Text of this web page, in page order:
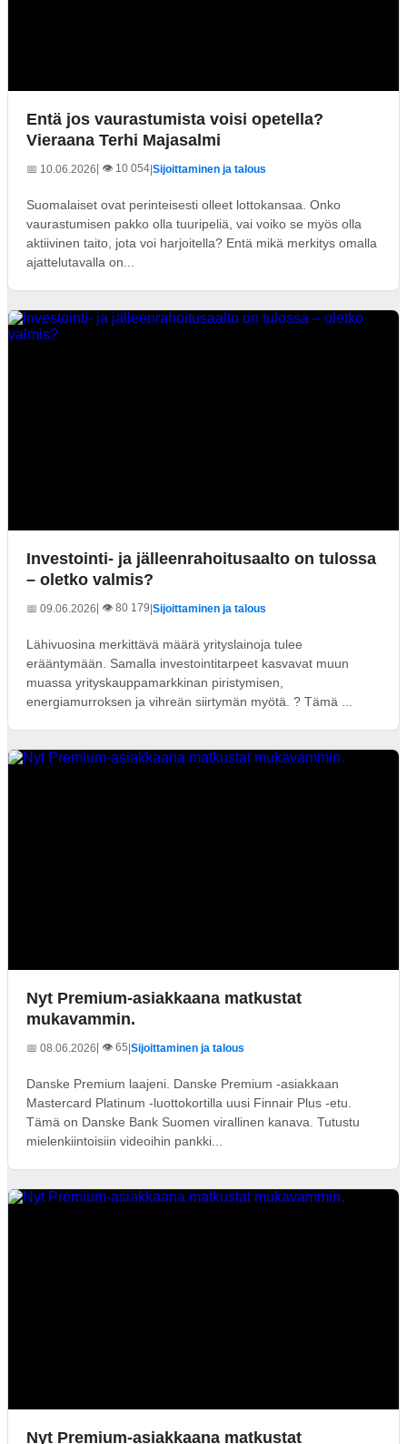
Entä jos vaurastumista voisi opetella?
Vieraana Terhi Majasalmi
📅 10.06.2026| 👁️ 10 054 Sijoittaminen ja talous
Suomalaiset ovat perinteisesti olleet lottokansaa. Onko
vaurastumisen pakko olla tuuripeliä, vai voiko se myös olla
aktiivinen taito, jota voi harjoitella? Entä mikä merkitys omalla
ajattelutavalla on...
Investointi- ja jälleenrahoitusaalto on tulossa
– oletko valmis?
📅 09.06.2026| 👁️ 80 179 Sijoittaminen ja talous
Lähivuosina merkittävä määrä yrityslainoja tulee
erääntymään. Samalla investointitarpeet kasvavat muun
muassa yrityskauppamarkkinan piristymisen,
energiamurroksen ja vihreän siirtymän myötä. ? Tämä ...
Nyt Premium-asiakkaana matkustat
mukavammin.
📅 08.06.2026| 👁️ 65 Sijoittaminen ja talous
Danske Premium laajeni. Danske Premium -asiakkaan
Mastercard Platinum -luottokortilla uusi Finnair Plus -etu.
Tämä on Danske Bank Suomen virallinen kanava. Tutustu
mielenkiintoisiin videoihin pankki...
Nyt Premium-asiakkaana matkustat